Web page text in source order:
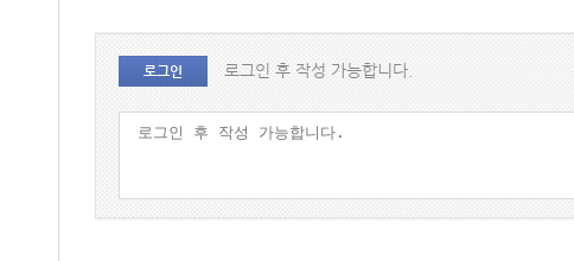
로그인
로그인 후 작성 가능합니다.